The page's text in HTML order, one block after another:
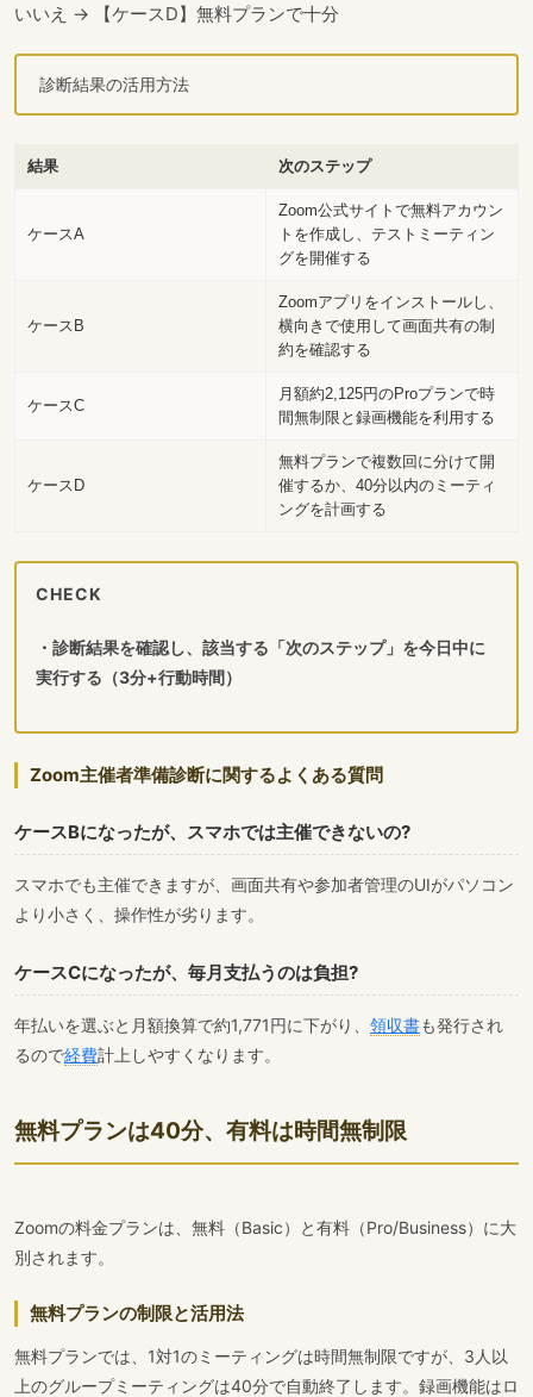
いいえ → 【ケースD】無料プランで十分
診断結果の活用方法
結果 次のステップ
ケースA
Zoom公式サイトで無料アカウン
トを作成し、テストミーティン
グを開催する
ケースB
Zoomアプリをインストールし、
横向きで使用して画面共有の制
約を確認する
ケースC
月額約2,125円のProプランで時
間無制限と録画機能を利用する
ケースD
無料プランで複数回に分けて開
催するか、40分以内のミーティ
ングを計画する
CHECK
・診断結果を確認し、該当する「次のステップ」を今日中に
実行する（3分+行動時間）
Zoom主催者準備診断に関するよくある質問
ケースBになったが、スマホでは主催できないの?
スマホでも主催できますが、画面共有や参加者管理のUIがパソコン
より小さく、操作性が劣ります。
ケースCになったが、毎月支払うのは負担?
年払いを選ぶと月額換算で約1,771円に下がり、 領収書も発行され
るので経費計上しやすくなります。
無料プランは40分、有料は時間無制限
Zoomの料金プランは、無料（Basic）と有料（Pro/Business）に大
別されます。
無料プランの制限と活用法
無料プランでは、1対1のミーティングは時間無制限ですが、3人以
上のグループミーティングは40分で自動終了します。録画機能はロ